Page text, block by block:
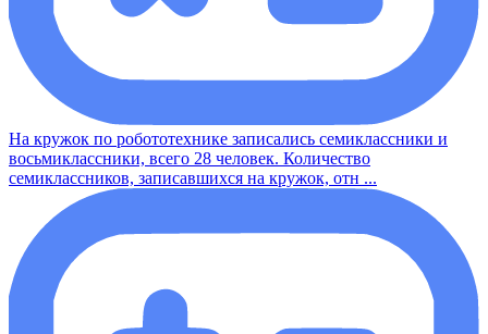
На кружок по робототехнике записались семиклассники и
восьмиклассники, всего 28 человек. Количество
семиклассников, записавшихся на кружок, отн ...